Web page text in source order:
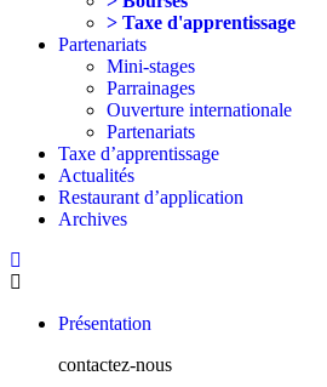
> Taxe d'apprentissage
Partenariats
Mini-stages
Parrainages
Ouverture internationale
Partenariats
Taxe d’apprentissage
Actualités
Restaurant d’application
Archives
Présentation
contactez-nous